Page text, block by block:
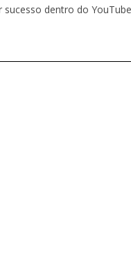
sucesso dentro do